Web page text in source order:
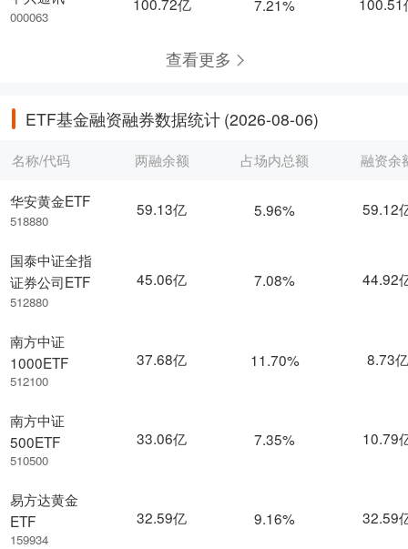
000063
7.21%
查看更多
ETF基金融资融券数据统计 (2026-08-06)
名称/代码
华安黄金ETF
518880
国泰中证全指
证券公司ETF
512880
南方中证
1000ETF
512100
南方中证
500ETF
510500
易方达黄金
ETF
159934
两融余额 占场内总额 融资余
59.13亿 5.96% 59.12
45.06亿 7.08% 44.92
37.68亿 11.70% 8.73亿
33.06亿 7.35% 10.79
32.59亿 9.16% 32.59